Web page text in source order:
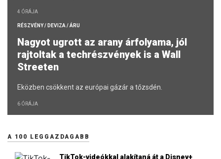
4 ÓRÁJA
RÉSZVÉNY / DEVIZA / ÁRU
Nagyot ugrott az arany árfolyama, jól
rajtoltak a techrészvények is a Wall
Streeten
Eközben csökkent az európai gázár a tőzsdén.
6 ÓRÁJA
A 100 LEGGAZDAGABB
TikTok-videókkal alakítaná át a Disney+